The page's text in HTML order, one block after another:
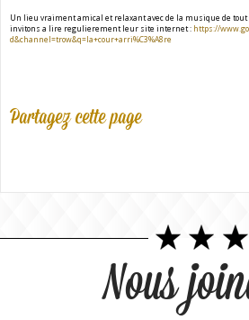
Un lieu vraiment amical et relaxant avec de la musique de tout
invitons a lire regulierement leur site internet : https://
d&channel=trow&q=la+cour+arri%C3%A8re
Partagez cette page
Nous